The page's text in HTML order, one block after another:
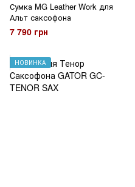
Сумка MG Leather Work для
Альт саксофона
7 790 грн
НОВИНКА